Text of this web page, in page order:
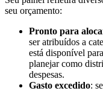
seu orçamento:
Pronto para
ser atribuídos a
está disponível
planejar como
despesas.
Gasto excedido: